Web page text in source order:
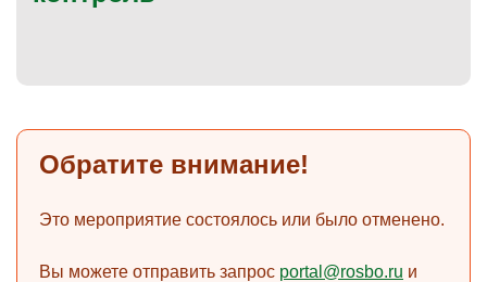
Обратите внимание!
Это мероприятие состоялось или было отменено.
Вы можете отправить запрос portal@rosbo.ru и